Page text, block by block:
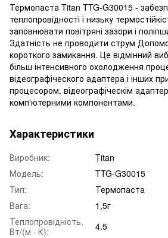
Термопаста Titan TTG-G30015 -
теплопровідності і низьку
заповнювати повітряні зазори і
Здатність не проводити струм
короткого замикання. Це відмінний
більш інтенсивного охолодження
відеографіческого адаптера і інших
процесором, відеографіческім
комп'ютерними компонентами.
Характеристики
Виробник:
Titan
Модель:
TTG-G30015
Тип:
Термопаста
Вага:
1,5г
Теплопровідність,
Вт/(м · К):
4.5